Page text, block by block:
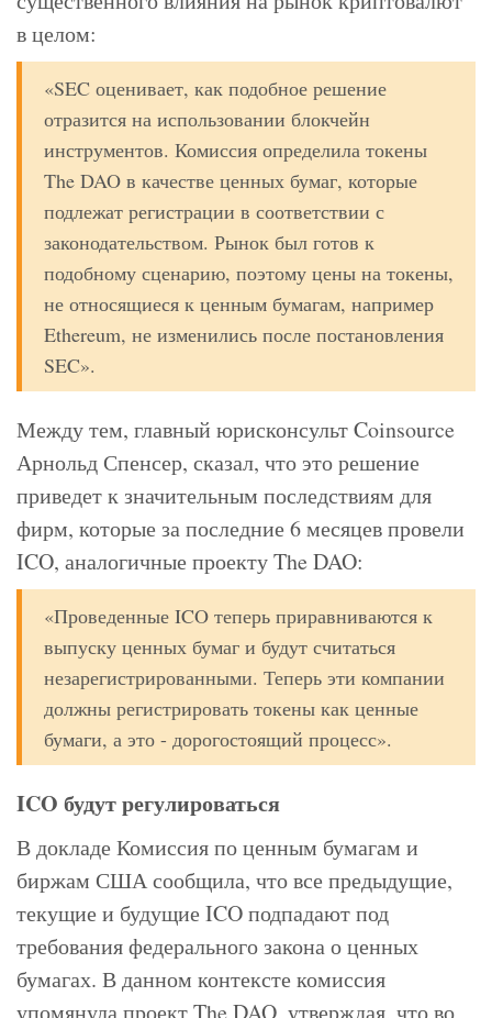
в целом:
«SEC оценивает, как подобное решение
отразится на использовании блокчейн
инструментов. Комиссия определила токены
The DAO в качестве ценных бумаг, которые
подлежат регистрации в соответствии с
законодательством. Рынок был готов к
подобному сценарию, поэтому цены на токены,
не относящиеся к ценным бумагам, например
Ethereum, не изменились после постановления
SEC».
Между тем, главный юрисконсульт Coinsource
Арнольд Спенсер, сказал, что это решение
приведет к значительным последствиям для
фирм, которые за последние 6 месяцев провели
ICO, аналогичные проекту The DAO:
«Проведенные ICO теперь приравниваются к
выпуску ценных бумаг и будут считаться
незарегистрированными. Теперь эти компании
должны регистрировать токены как ценные
бумаги, а это - дорогостоящий процесс».
ICO будут регулироваться
В докладе Комиссия по ценным бумагам и
биржам США сообщила, что все предыдущие,
текущие и будущие ICO подпадают под
требования федерального закона о ценных
бумагах. В данном контексте комиссия
упомянула проект The DAO, утверждая, что во